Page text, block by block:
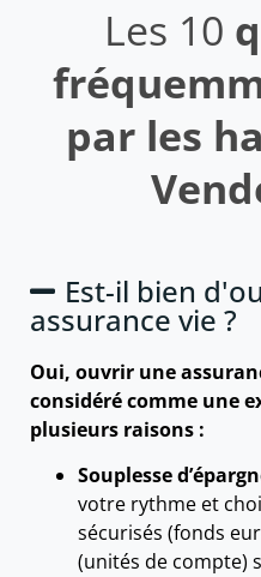
Les 10
par les
Est-il bien
assurance vie ?
Oui, ouvrir une
considéré comme une
plusieurs raisons :
Souplesse
votre rythme et
sécurisés (fonds
(unités de compte)